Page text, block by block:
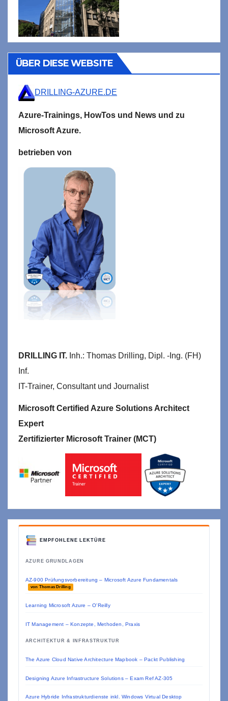
ÜBER DIESE WEBSITE
DRILLING-AZURE.DE
Azure-Trainings, HowTos und News und zu
Microsoft Azure.
betrieben von
DRILLING IT. Inh.: Thomas Drilling, Dipl. -Ing. (FH)
Inf.
IT-Trainer, Consultant und Journalist
Microsoft Certified Azure Solutions Architect
Expert
Zertifizierter Microsoft Trainer (MCT)
EMPFOHLENE LEKTÜRE
AZURE GRUNDLAGEN
AZ-900 Prüfungsvorbereitung – Microsoft Azure Fundamentals
von Thomas Drilling
Learning Microsoft Azure – O'Reilly
IT Management – Konzepte, Methoden, Praxis
ARCHITEKTUR & INFRASTRUKTUR
The Azure Cloud Native Architecture Mapbook – Packt Publishing
Designing Azure Infrastructure Solutions – Exam Ref AZ-305
Azure Hybride Infrastrukturdienste inkl. Windows Virtual Desktop